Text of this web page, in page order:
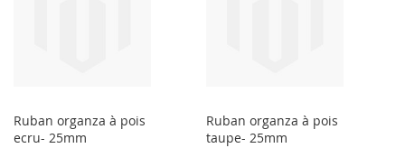
Ruban organza à pois
ecru- 25mm
Ruban organza à pois
taupe- 25mm